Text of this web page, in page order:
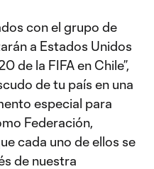
con el grupo de
a Estados Unidos
de la FIFA en Chile”,
de tu país en una
especial para
Federación,
cada uno de ellos se
de nuestra